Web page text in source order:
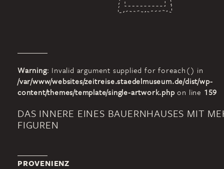
Warning: Invalid argument supplied for foreach() in
/var/www/websites/zeitreise.staedelmuseum.de/dist/wp-
content/themes/template/single-artwork.phpon line 159
DAS INNERE EINES BAUERNHAUSES MIT
FIGUREN
PROVENIENZ